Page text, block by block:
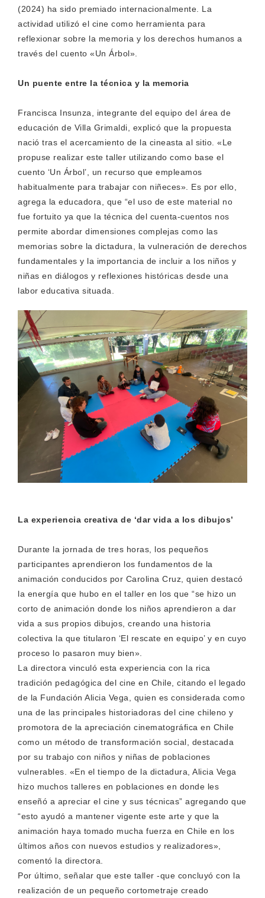
(2024) ha sido premiado internacionalmente. La
actividad utilizó el cine como herramienta para
reflexionar sobre la memoria y los derechos humanos a
través del cuento «Un Árbol».
Un puente entre la técnica y la memoria
Francisca Insunza, integrante del equipo del área de
educación de Villa Grimaldi, explicó que la propuesta
nació tras el acercamiento de la cineasta al sitio. «Le
propuse realizar este taller utilizando como base el
cuento ‘Un Árbol’, un recurso que empleamos
habitualmente para trabajar con niñeces». Es por ello,
agrega la educadora, que “el uso de este material no
fue fortuito ya que la técnica del cuenta-cuentos nos
permite abordar dimensiones complejas como las
memorias sobre la dictadura, la vulneración de derechos
fundamentales y la importancia de incluir a los niños y
niñas en diálogos y reflexiones históricas desde una
labor educativa situada.
La experiencia creativa de ‘dar vida a los dibujos’
Durante la jornada de tres horas, los pequeños
participantes aprendieron los fundamentos de la
animación conducidos por Carolina Cruz, quien destacó
la energía que hubo en el taller en los que “se hizo un
corto de animación donde los niños aprendieron a dar
vida a sus propios dibujos, creando una historia
colectiva la que titularon ‘El rescate en equipo’ y en cuyo
proceso lo pasaron muy bien».
La directora vinculó esta experiencia con la rica
tradición pedagógica del cine en Chile, citando el legado
de la Fundación Alicia Vega, quien es considerada como
una de las principales historiadoras del cine chileno y
promotora de la apreciación cinematográfica en Chile
como un método de transformación social, destacada
por su trabajo con niños y niñas de poblaciones
vulnerables. «En el tiempo de la dictadura, Alicia Vega
hizo muchos talleres en poblaciones en donde les
enseñó a apreciar el cine y sus técnicas” agregando que
“esto ayudó a mantener vigente este arte y que la
animación haya tomado mucha fuerza en Chile en los
últimos años con nuevos estudios y realizadores»,
comentó la directora.
Por último, señalar que este taller -que concluyó con la
realización de un pequeño cortometraje creado